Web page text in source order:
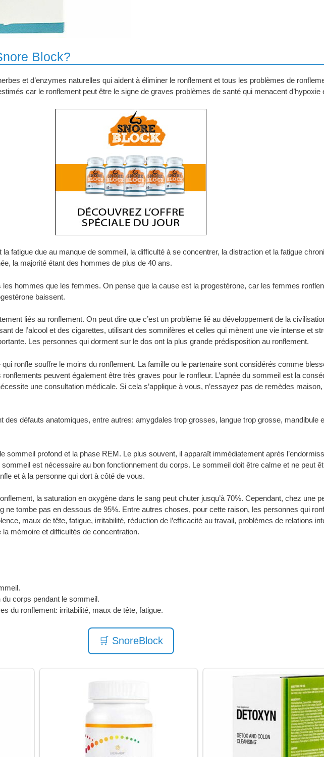
Block?
et d’enzymes naturelles qui aident à éliminer le ronflement et tous les problèmes de
car le ronflement peut être le signe de graves problèmes de santé qui menacent d’hypoxie
fatigue due au manque de sommeil, la difficulté à se concentrer, la distraction et la fatigue
la majorité étant des hommes de plus de 40 ans.
hommes que les femmes. On pense que la cause est la progestérone, car les femmes
baissent.
liés au ronflement. On peut dire que c’est un problème lié au développement de la
de l’alcool et des cigarettes, utilisant des somnifères et celles qui mènent une vie intense et
Les personnes qui dorment sur le dos ont la plus grande prédisposition au ronflement.
ronfle souffre le moins du ronflement. La famille ou le partenaire sont considérés comme
peuvent également être très graves pour le ronfleur. L’apnée du sommeil est la
une consultation médicale. Si cela s’applique à vous, n’essayez pas de remèdes
des défauts anatomiques, entre autres: amygdales trop grosses, langue trop grosse, mandibule
sommeil profond et la phase REM. Le plus souvent, il apparaît immédiatement après
sommeil est nécessaire au bon fonctionnement du corps. Le sommeil doit être calme et ne peut
et à la personne qui dort à côté de vous.
la saturation en oxygène dans le sang peut chuter jusqu’à 70%. Cependant, chez une
ne tombe pas en dessous de 95%. Entre autres choses, pour cette raison, les personnes qui
maux de tête, fatigue, irritabilité, réduction de l’efficacité au travail, problèmes de relations
mémoire et difficultés de concentration.
corps pendant le sommeil.
du ronflement: irritabilité, maux de tête, fatigue.
🛒 SnoreBlock